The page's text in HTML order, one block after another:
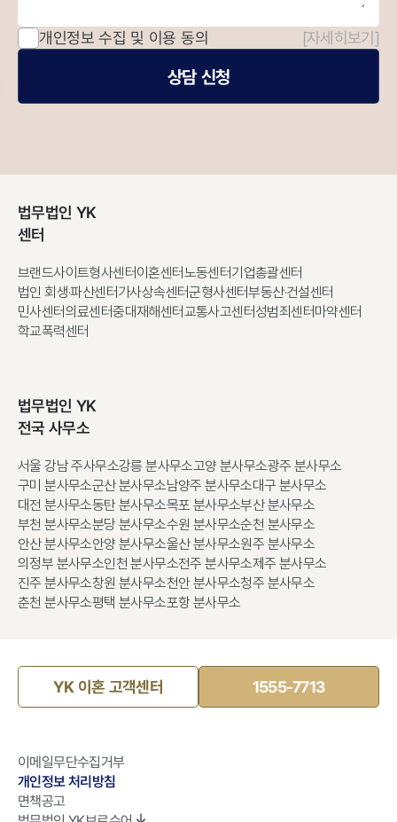
개인정보 수집 및 이용 동의 [자세히보기]
상담 신청
법무법인 YK
센터
브랜드사이트형사센터이혼센터노동센터기업총괄센터
법인 회생·파산센터가사상속센터군형사센터부동산·건설센터
민사센터의료센터중대재해센터교통사고센터성범죄센터마약센터
학교폭력센터
법무법인 YK
전국 사무소
서울 강남 주사무소강릉 분사무소고양 분사무소광주 분사무소
구미 분사무소군산 분사무소남양주 분사무소대구 분사무소
대전 분사무소동탄 분사무소목포 분사무소부산 분사무소
부천 분사무소분당 분사무소수원 분사무소순천 분사무소
안산 분사무소안양 분사무소울산 분사무소원주 분사무소
의정부 분사무소인천 분사무소전주 분사무소제주 분사무소
진주 분사무소창원 분사무소천안 분사무소청주 분사무소
춘천 분사무소평택 분사무소포항 분사무소
YK 이혼 고객센터 1555-7713
이메일무단수집거부
개인정보 처리방침
면책공고